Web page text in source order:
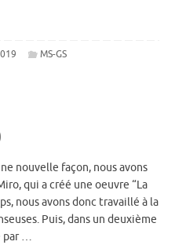
MS-GS
nouvelle façon, nous avons
qui a créé une oeuvre “La
nous avons donc travaillé à la
Puis, dans un deuxième
par …